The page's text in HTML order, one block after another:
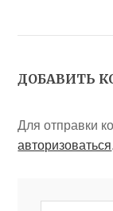
ДОБАВИТЬ
Для отправки
авторизоваться.